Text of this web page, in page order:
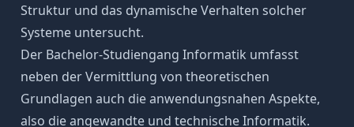
Struktur und das dynamische Verhalten solcher
Systeme untersucht.
Der Bachelor-Studiengang Informatik umfasst
neben der Vermittlung von theoretischen
Grundlagen auch die anwendungsnahen Aspekte,
also die angewandte und technische Informatik.